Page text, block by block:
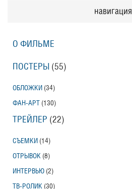
навигация
О ФИЛЬМЕ
ПОСТЕРЫ (55)
ОБЛОЖКИ (34)
ФАН-АРТ (130)
ТРЕЙЛЕР (22)
СЪЕМКИ (14)
ОТРЫВОК (8)
ИНТЕРВЬЮ (2)
ТВ-РОЛИК (30)